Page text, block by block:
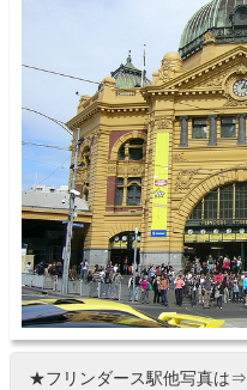
★フリンダース駅他写真は⇒